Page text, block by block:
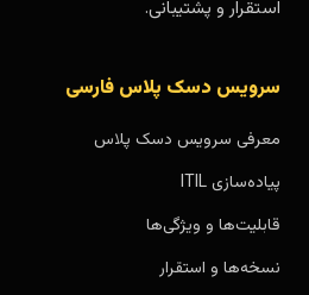
استقرار و پشتیبانی.
سرویس دسک پلاس فارسی
معرفی سرویس دسک پلاس
پیاده‌سازی ITIL
قابلیت‌ها و ویژگی‌ها
نسخه‌ها و استقرار